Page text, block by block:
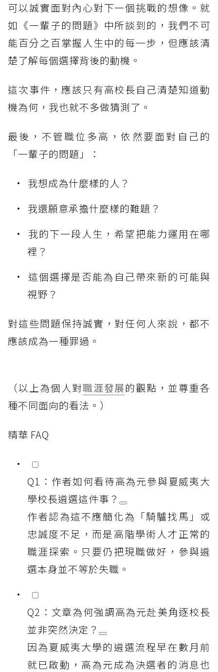
可以誠實面對內心對下一個挑戰的想像。就
如《一輩子的問題》中所談到的，我們不可
能百分之百掌握人生中的每一步，但應該清
楚了解每個選擇背後的動機。
這次事件，應該只有高校長自己清楚知道動
機為何，我也就不多做猜測了。
最後，不管職位多高，依然要面對自己的
「一輩子的問題」：
我想成為什麼樣的人？
我還願意承擔什麼樣的難題？
我的下一段人生，希望把能力運用在哪
裡？
這個選擇是否能為自己帶來新的可能與
視野？
對這些問題保持誠實，對任何人來說，都不
應該成為一種罪過。
（以上為個人對職涯發展的觀點，並尊重各
種不同面向的看法。）
精華 FAQ
Q1：作者如何看待高為元參與夏威夷大
學校長遴選這件事？
作者認為這不應簡化為「騎驢找馬」或
忠誠度不足，而是高階學術人才正常的
職涯探索。只要仍把現職做好，參與遴
選本身並不等於失職。
Q2：文章為何強調高為元赴美角逐校長
並非突然決定？
因為夏威夷大學的遴選流程早在數月前
就已啟動，高為元成為決選者的消息也